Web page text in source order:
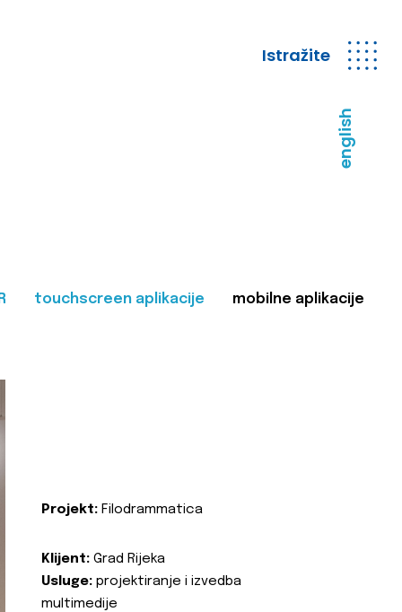
Istražite
english
touchscreen aplikacije mobilne aplikacije
Projekt: Filodrammatica
Klijent: Grad Rijeka
Usluge: projektiranje i izvedba
multimedije